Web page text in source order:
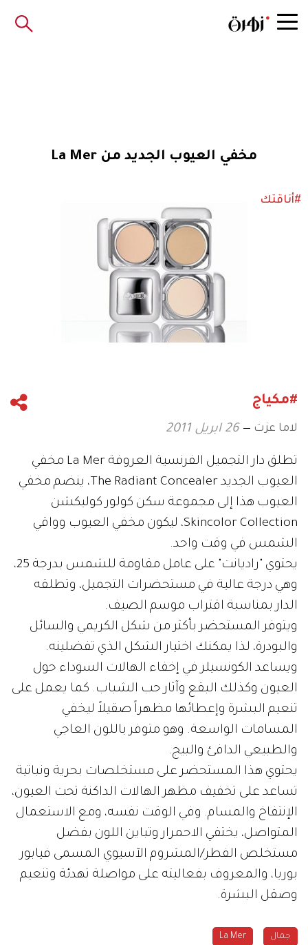
مخفي العيوب الجديد من La Mer
#أناقتك
#مكياج
لاما عزت 26 ابريل 2011
تطلق دار التجميل الفرنسية العروفة La Mer مخفي
العيوب الجديد The Radiant Concealer، ينضم مخفي
العيوب هذا إلى مجموعة سكن كولور كوليكشن
Skincolor Collection، ليكون مخفي العيوب وواقي
الشمس في وقت واحد.
يحتوي "راديانت" على عامل مقاومة للشمس بدرجة 25،
وهي درجة عالية في مستحضرات التجميل، وتطلقه
الدار بمناسبة اقتراب موسم الصيف.
ويتوفر المستحضر بأكثر من شكل الكريمي والسائل
والبودرة، لذا يمكنك اختيار الشكل الذي تفضلينه.
ويساعد الكونسيلر في إخفاء الهالات السوداء حول
العيون وكذلك البقع وآثار حب الشباب. كما يعمل على
تنعيم البشرة وإعطائها مظهراً صقيلاً ليخفي
المسامات الواسعة. وهو متوفر باللون العاجي
والطبيعي الدافئ والبيج.
يحتوي هذا المستحضر على مستخلصات بحرية ونباتية
تساعد على تخفيف مظهر الهالات الداكنة تحت العيون،
الإنتفاخ والمسام. وفي الوقت نفسه، ومع الاستعمال
المتواصل، يختفي الاحمرار وتباين اللون بفضل
مستخلص الفطر/المشروم الآسيوي المسمى فيابور
بوريا، والمعروف بفعاليته على مواصلة تهدئة وتنعيم
وصقل البشرة.
جمال La Mer